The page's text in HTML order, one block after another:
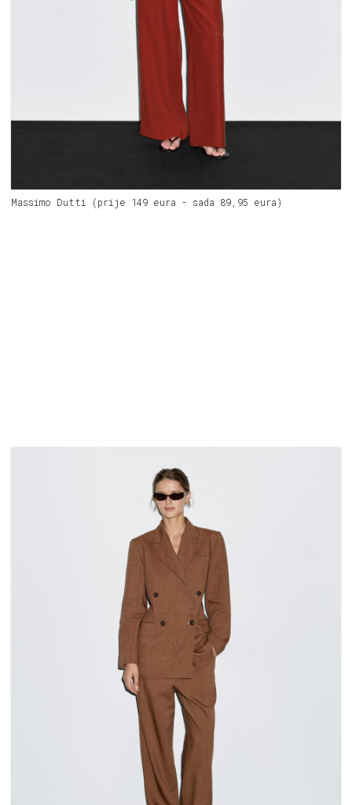
Massimo Dutti (prije 149 eura - sada 89,95 eura)